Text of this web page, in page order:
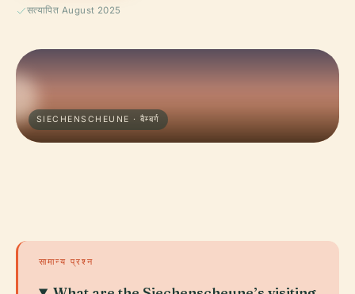
सत्यापित August 2025
SIECHENSCHEUNE · बैम्बर्ग
सामान्य प्रश्न